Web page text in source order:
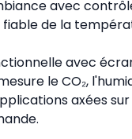
avec
fiable de la
avec
le CO₂,
axées